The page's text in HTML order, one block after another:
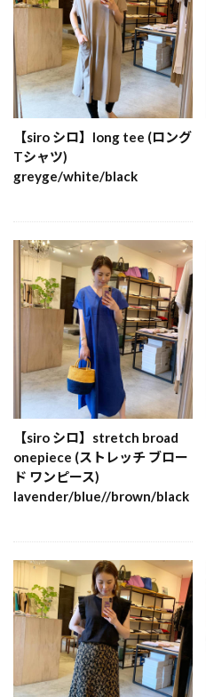
【siro シロ】long tee (ロング
Tシャツ)
greyge/white/black
【siro シロ】stretch broad
onepiece (ストレッチ ブロー
ド ワンピース)
lavender/blue//brown/black